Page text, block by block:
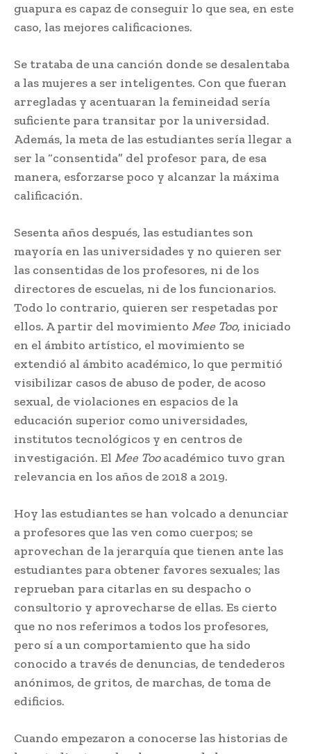
guapura es capaz de conseguir lo que sea, en este
caso, las mejores calificaciones.
Se trataba de una canción donde se desalentaba
a las mujeres a ser inteligentes. Con que fueran
arregladas y acentuaran la femineidad sería
suficiente para transitar por la universidad.
Además, la meta de las estudiantes sería llegar a
ser la “consentida” del profesor para, de esa
manera, esforzarse poco y alcanzar la máxima
calificación.
Sesenta años después, las estudiantes son
mayoría en las universidades y no quieren ser
las consentidas de los profesores, ni de los
directores de escuelas, ni de los funcionarios.
Todo lo contrario, quieren ser respetadas por
ellos. A partir del movimiento Mee Too, iniciado
en el ámbito artístico, el movimiento se
extendió al ámbito académico, lo que permitió
visibilizar casos de abuso de poder, de acoso
sexual, de violaciones en espacios de la
educación superior como universidades,
institutos tecnológicos y en centros de
investigación. El Mee Tooacadémico tuvo gran
relevancia en los años de 2018 a 2019.
Hoy las estudiantes se han volcado a denunciar
a profesores que las ven como cuerpos; se
aprovechan de la jerarquía que tienen ante las
estudiantes para obtener favores sexuales; las
reprueban para citarlas en su despacho o
consultorio y aprovecharse de ellas. Es cierto
que no nos referimos a todos los profesores,
pero sí a un comportamiento que ha sido
conocido a través de denuncias, de tendederos
anónimos, de gritos, de marchas, de toma de
edificios.
Cuando empezaron a conocerse las historias de